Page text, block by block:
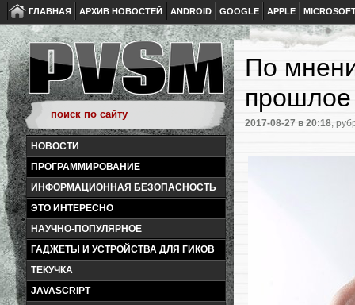
ГЛАВНАЯ АРХИВ НОВОСТЕЙ ANDROID GOOGLE APPLE
НОВОСТИ
ПРОГРАММИРОВАНИЕ
ИНФОРМАЦИОННАЯ БЕЗОПАСНОСТЬ
ЭТО ИНТЕРЕСНО
НАУЧНО-ПОПУЛЯРНОЕ
ГАДЖЕТЫ И УСТРОЙСТВА ДЛЯ ГИКОВ
ТЕКУЧКА
JAVASCRIPT
По
прошлое
2017-08-27 в 20:18,